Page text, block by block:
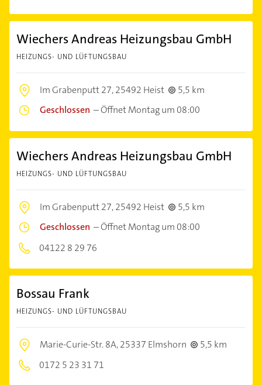
Wiechers Andreas Heizungsbau GmbH
HEIZUNGS- UND LÜFTUNGSBAU
Im Grabenputt 27,25492 Heist
5,5 km
Geschlossen –Öffnet Montag um 08:00
Wiechers Andreas Heizungsbau GmbH
HEIZUNGS- UND LÜFTUNGSBAU
Im Grabenputt 27,25492 Heist
5,5 km
Geschlossen –Öffnet Montag um 08:00
04122 8 29 76
Bossau Frank
HEIZUNGS- UND LÜFTUNGSBAU
Marie-Curie-Str. 8A,25337 Elmshorn
5,5 km
0172 5 23 31 71